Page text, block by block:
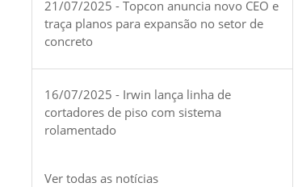
21/07/2025 - Topcon anuncia novo CEO e
traça planos para expansão no setor de
concreto
16/07/2025 - Irwin lança linha de
cortadores de piso com sistema
rolamentado
Ver todas as notícias